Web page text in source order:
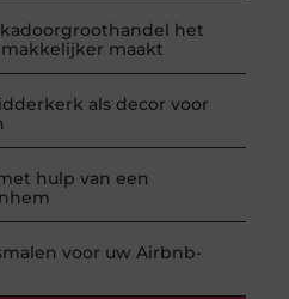
het
maakt
als decor voor
hulp van een
voor uw Airbnb-